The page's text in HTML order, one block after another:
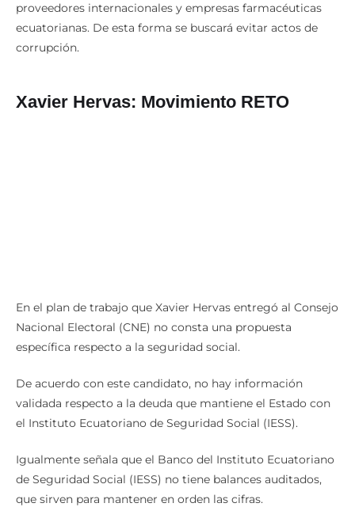
proveedores internacionales y empresas farmacéuticas
ecuatorianas. De esta forma se buscará evitar actos de
corrupción.
Xavier Hervas: Movimiento RETO
En el plan de trabajo que Xavier Hervas entregó al Consejo
Nacional Electoral (CNE) no consta una propuesta
específica respecto a la seguridad social.
De acuerdo con este candidato, no hay información
validada respecto a la deuda que mantiene el Estado con
el Instituto Ecuatoriano de Seguridad Social (IESS).
Igualmente señala que el Banco del Instituto Ecuatoriano
de Seguridad Social (IESS) no tiene balances auditados,
que sirven para mantener en orden las cifras.